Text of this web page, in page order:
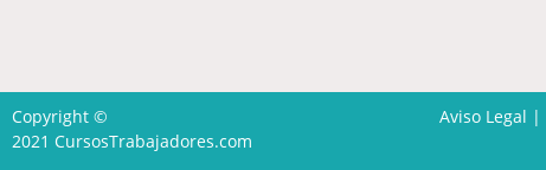
Copyright ©
2021 CursosTrabajadores.com
Aviso Legal |